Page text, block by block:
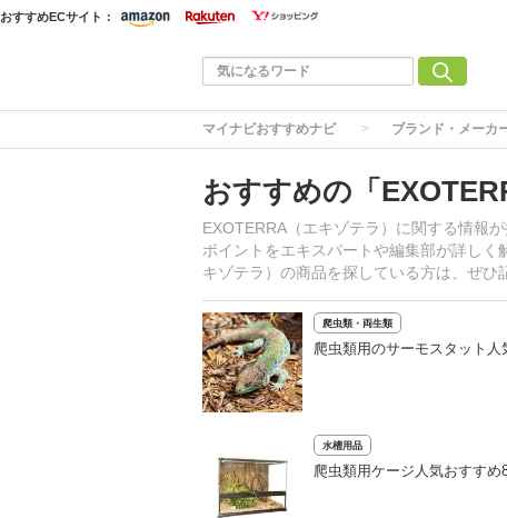
おすすめECサイト：
マイナビおすすめナビ ブランド・メーカ
おすすめの「
EXOTERRA（エキゾテラ）に関する情報
ポイントをエキスパートや編集部が詳し
キゾテラ）の商品を探している方は、ぜひ
爬虫類・両生類
爬虫類用のサーモスタット
水槽用品
爬虫類用ケージ人気おすす